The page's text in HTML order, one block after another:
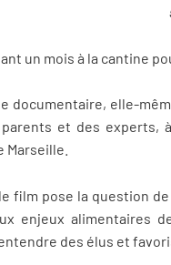
un mois à la cantine
documentaire, elle-
et des experts,
film pose la question
enjeux alimentaires
des élus et